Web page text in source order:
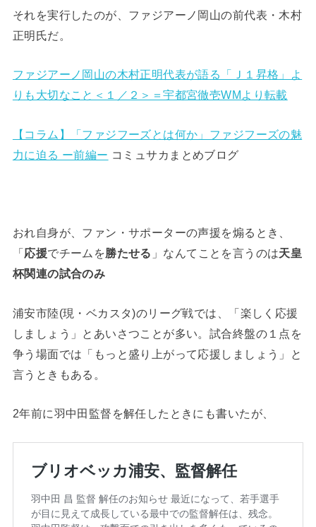
それを実行したのが、ファジアーノ岡山の前代表・木村
正明氏だ。
ファジアーノ岡山の木村正明代表が語る「Ｊ１昇格」よ
りも大切なこと＜１／２＞＝宇都宮徹壱WMより転載
【コラム】「ファジフーズとは何か」ファジフーズの魅
力に迫る ー前編ー コミュサカまとめブログ
おれ自身が、ファン・サポーターの声援を煽るとき、
「応援でチームを勝たせる 」なんてことを言うのは天皇
杯関連の試合のみ
浦安市陸(現・ベカスタ)のリーグ戦では、「楽しく応援
しましょう」とあいさつことが多い。試合終盤の１点を
争う場面では「もっと盛り上がって応援しましょう」と
言うときもある。
2年前に羽中田監督を解任したときにも書いたが、